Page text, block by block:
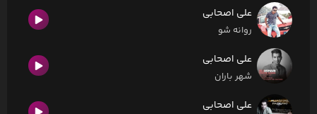
علی اصحابی
روانه شو
علی اصحابی
شهر باران
علی اصحابی